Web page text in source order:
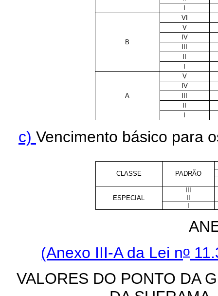
B
VI
V
IV
A
V
IV
c) Vencimento básico para
CLASSE PADRÃO
ESPECIAL
(Anexo III-A da Lei no
VALORES DO PONTO DA